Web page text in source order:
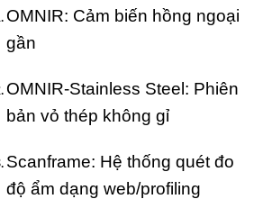
OMNIR: Cảm biến hồng ngoại
gần
OMNIR-Stainless Steel: Phiên
bản vỏ thép không gỉ
Scanframe: Hệ thống quét đo
độ ẩm dạng web/profiling